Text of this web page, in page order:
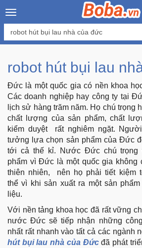
×
Đăng
Đăng
ký
Trang
Chủ
Đang
Hot
Bán
Chạy
Khuyến
Mãi
robot hút bụi lau
Đức là một quốc gia có nền khoa
Các doanh nghiệp hay công ty tại
lịch sử hàng trăm năm. Họ chú trọng
chất lượng của sản phẩm, chất
kiểm duyệt rất nghiêm ngặt.
tưởng lựa chọn sản phẩm của Đức
tới cả thế kỉ. Nước Đức chú trọng
phẩm vì Đức là một quốc gia không
thiên nhiên, nên họ phải tiết kiệm
thể vì khi sản xuất ra một sản
liệu.
Với nền tảng khoa học đã rất vững
nước Đức sẽ tiếp nhận những
nhất rất nhanh vào tất cả các ngành
hút bụi lau nhà của Đứcđã phát